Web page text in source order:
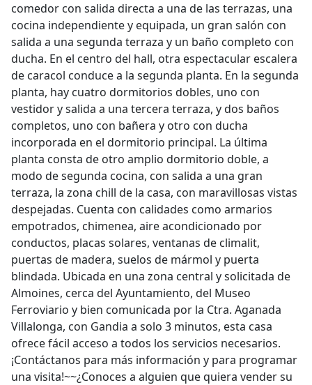
comedor con salida directa a una de las terrazas, una
cocina independiente y equipada, un gran salón con
salida a una segunda terraza y un baño completo con
ducha. En el centro del hall, otra espectacular escalera
de caracol conduce a la segunda planta. En la segunda
planta, hay cuatro dormitorios dobles, uno con
vestidor y salida a una tercera terraza, y dos baños
completos, uno con bañera y otro con ducha
incorporada en el dormitorio principal. La última
planta consta de otro amplio dormitorio doble, a
modo de segunda cocina, con salida a una gran
terraza, la zona chill de la casa, con maravillosas vistas
despejadas. Cuenta con calidades como armarios
empotrados, chimenea, aire acondicionado por
conductos, placas solares, ventanas de climalit,
puertas de madera, suelos de mármol y puerta
blindada. Ubicada en una zona central y solicitada de
Almoines, cerca del Ayuntamiento, del Museo
Ferroviario y bien comunicada por la Ctra. Aganada
Villalonga, con Gandia a solo 3 minutos, esta casa
ofrece fácil acceso a todos los servicios necesarios.
¡Contáctanos para más información y para programar
una visita!~~¿Conoces a alguien que quiera vender su